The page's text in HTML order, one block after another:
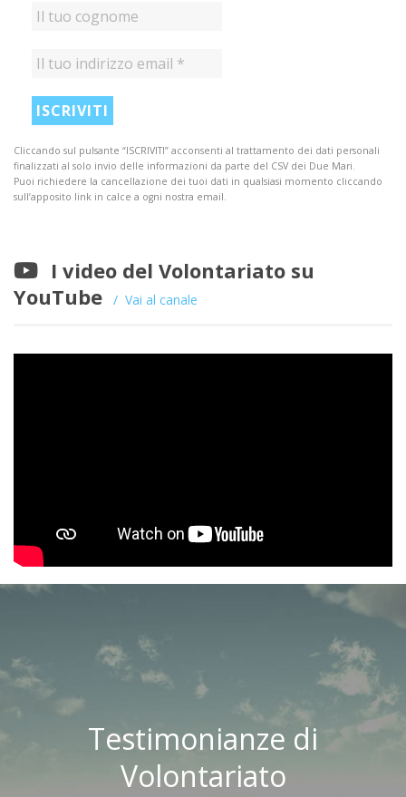
Cliccando sul pulsante “ISCRIVITI” acconsenti al trattamento dei dati personali
finalizzati al solo invio delle informazioni da parte del CSV dei Due Mari.
Puoi richiedere la cancellazione dei tuoi dati in qualsiasi momento cliccando
sull’apposito link in calce a ogni nostra email.
I video del Volontariato su
YouTube
Vai al canale
Testimonianze di
Volontariato